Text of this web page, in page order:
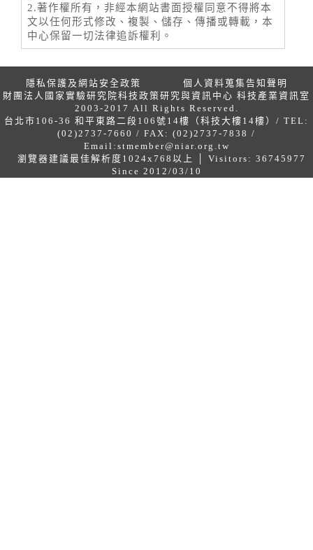
2.著作權所有，非經本網站書面授權同意不得將本
文以任何形式修改、複製、儲存、傳播或轉載，本
中心保留一切法律追訴權利。
隱私保護及網站安全政策
個人資料蒐集告知聲明
財團法人國家實驗研究院科技政策研究與資訊中心 科技產業資訊室
2003-2017 All Rights Reserved.
台北市106-36 和平東路二段106號14樓（科技大樓14樓）/ TEL:
(02)2737-7660 / FAX: (02)2737-7838 /
Email: stmember@niar.org.tw
瀏覽器建議最佳解析度1024x768以上 │ Visitors: 36745977
Since 2012/03/10